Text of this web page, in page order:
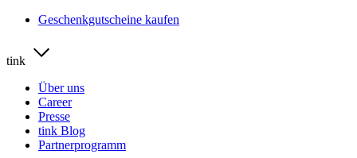
Geschenkgutscheine kaufen
tink
Über uns
Career
Presse
tink Blog
Partnerprogramm